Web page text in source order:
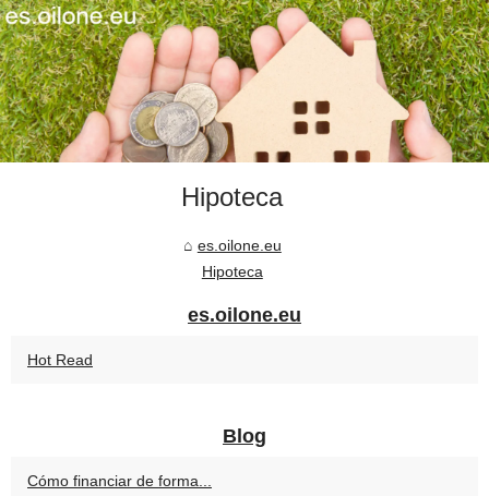
Hipoteca
es.oilone.eu
Hipoteca
es.oilone.eu
Hot Read
Blog
Cómo financiar de forma...